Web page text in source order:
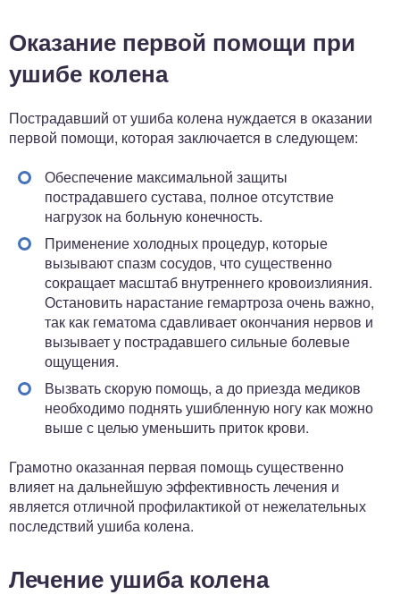
Оказание первой помощи при
ушибе колена
Пострадавший от ушиба колена нуждается в оказании
первой помощи, которая заключается в следующем:
Обеспечение максимальной защиты
пострадавшего сустава, полное отсутствие
нагрузок на больную конечность.
Применение холодных процедур, которые
вызывают спазм сосудов, что существенно
сокращает масштаб внутреннего кровоизлияния.
Остановить нарастание гемартроза очень важно,
так как гематома сдавливает окончания нервов и
вызывает у пострадавшего сильные болевые
ощущения.
Вызвать скорую помощь, а до приезда медиков
необходимо поднять ушибленную ногу как можно
выше с целью уменьшить приток крови.
Грамотно оказанная первая помощь существенно
влияет на дальнейшую эффективность лечения и
является отличной профилактикой от нежелательных
последствий ушиба колена.
Лечение ушиба колена